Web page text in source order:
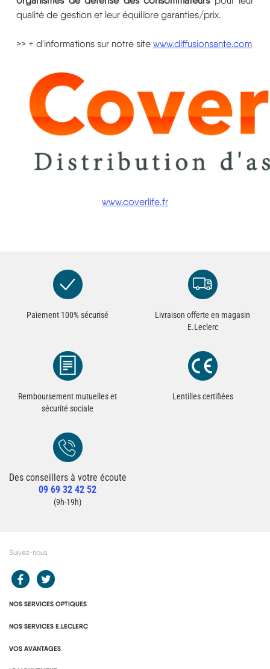
qualité de gestion et leur équilibre garanties/prix.
>> + d'informations sur notre site www.diffusionsante.com
www.coverlife.fr
Paiement 100% sécurisé
Livraison offerte en magasin
E.Leclerc
Remboursement mutuelles et
sécurité sociale
Lentilles certifiées
Redirection vers la page Contact du site
Des conseillers à votre écoute
09 69 32 42 52
Contacter un conseiller
(9h-19h)
Suivez-nous
Redirection vers le compte Facebook E.Leclerc
NOS SERVICES OPTIQUES
NOS SERVICES E.LECLERC
VOS AVANTAGES